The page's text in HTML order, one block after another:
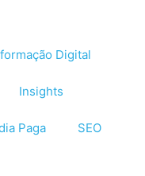
Digital
Insights
Paga SEO